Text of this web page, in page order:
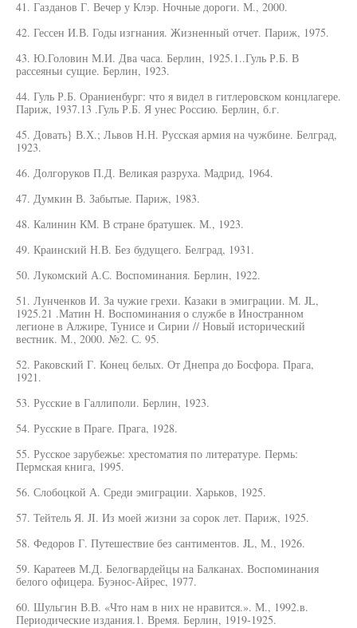
41. Газданов Г. Вечер у Клэр. Ночные дороги. М., 2000.
42. Гессен И.В. Годы изгнания. Жизненный отчет. Париж, 1975.
43. Ю.Головин М.И. Два часа. Берлин, 1925.1..Гуль Р.Б. В
рассеяньи сущие. Берлин, 1923.
44. Гуль Р.Б. Ораниенбург: что я видел в гитлеровском концлагере.
Париж, 1937.13 .Гуль Р.Б. Я унес Россию. Берлин, б.г.
45. Довать} В.Х.; Львов Н.Н. Русская армия на чужбине. Белград,
1923.
46. Долгоруков П.Д. Великая разруха. Мадрид, 1964.
47. Думкин В. Забытые. Париж, 1983.
48. Калинин КМ. В стране братушек. М., 1923.
49. Краинский Н.В. Без будущего. Белград, 1931.
50. Лукомский А.С. Воспоминания. Берлин, 1922.
51. Лунченков И. За чужие грехи. Казаки в эмиграции. М. JL,
1925.21 .Матин Н. Воспоминания о службе в Иностранном
легионе в Алжире, Тунисе и Сирии // Новый исторический
вестник. М., 2000. №2. С. 95.
52. Раковский Г. Конец белых. От Днепра до Босфора. Прага,
1921.
53. Русские в Галлиполи. Берлин, 1923.
54. Русские в Праге. Прага, 1928.
55. Русское зарубежье: хрестоматия по литературе. Пермь:
Пермская книга, 1995.
56. Слобоцкой А. Среди эмиграции. Харьков, 1925.
57. Тейтель Я. JI. Из моей жизни за сорок лет. Париж, 1925.
58. Федоров Г. Путешествие без сантиментов. JL, М., 1926.
59. Каратеев М.Д. Белогвардейцы на Балканах. Воспоминания
белого офицера. Буэнос-Айрес, 1977.
60. Шульгин В.В. «Что нам в них не нравится.». М., 1992.в.
Периодические издания.1. Время. Берлин, 1919-1925.